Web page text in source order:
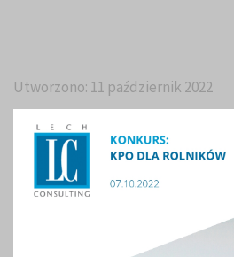
Utworzono: 11 październik 2022